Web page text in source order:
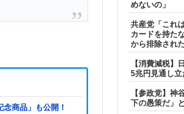
商品」も公開！
めないの」
共産党「これ
カードを持た
から排除された
【消費減税
5兆円見通し立
【参政党】神
下の愚策だ」